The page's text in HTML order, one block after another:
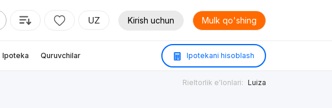
UZ Kirish uchun Mulk qo'shing
Ipoteka Quruvchilar Ipotekani hisoblash
Rieltorlik e'lonlari: Luiza